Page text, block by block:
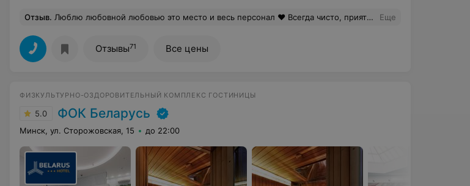
Отзыв. Люблю любовной любовью это место и весь персонал ♥️ Всегда чисто, приятно и вежливо! Благодарю за создание такого прекрасного места и весь коллектив Мандарина! Еще
Отзывы71 Все цены
ФИЗКУЛЬТУРНО-ОЗДОРОВИТЕЛЬНЫЙ КОМПЛЕКС ГОСТИНИЦЫ
5.0 ФОК Беларусь
Минск, ул. Сторожовская, 15 до 22:00